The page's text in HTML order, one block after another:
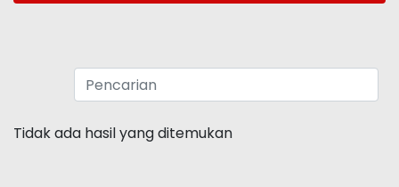
Tidak ada hasil yang ditemukan